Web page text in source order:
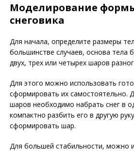
Моделирование
снеговика
Для начала, определите размеры
большинстве случаев, основа тела
двух, трех или четырех шаров
Для этого можно использовать
сформировать их самостоятельно.
шаров необходимо набрать снег в
компактно разбить его в другую
сформировать шар.
Для большей стабильности, можно